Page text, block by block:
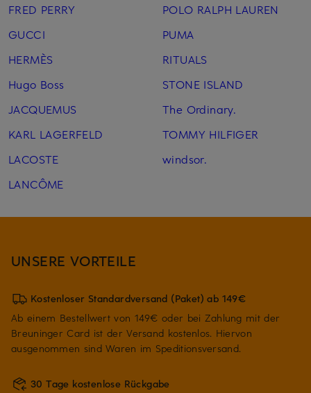
FRED PERRY
GUCCI
HERMÈS
Hugo Boss
JACQUEMUS
KARL LAGERFELD
LACOSTE
LANCÔME
POLO RALPH LAUREN
PUMA
RITUALS
STONE ISLAND
The Ordinary.
TOMMY HILFIGER
windsor.
UNSERE VORTEILE
Kostenloser Standardversand (Paket) ab 149€
Ab einem Bestellwert von 149€ oder bei Zahlung mit der
Breuninger Card ist der Versand kostenlos. Hiervon
ausgenommen sind Waren im Speditionsversand.
30 Tage kostenlose Rückgabe